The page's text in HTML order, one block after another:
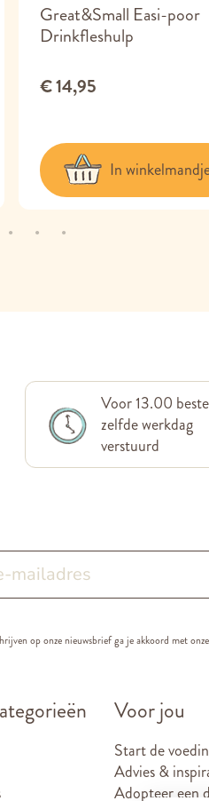
Great&Small Easi-poor
Drinkfleshulp
€ 14,95
In
Voor 13.00
zelfde werkdag
verstuurd
op onze nieuwsbrief ga je akkoord met
Voor jou
Start de
Advies &
Adopteer een